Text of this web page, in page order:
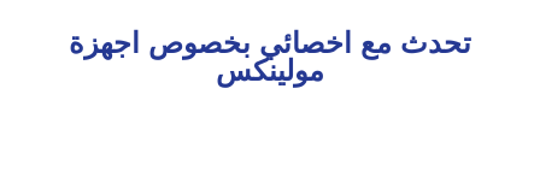
تحدث مع اخصائي بخصوص اجهزة
مولينكس